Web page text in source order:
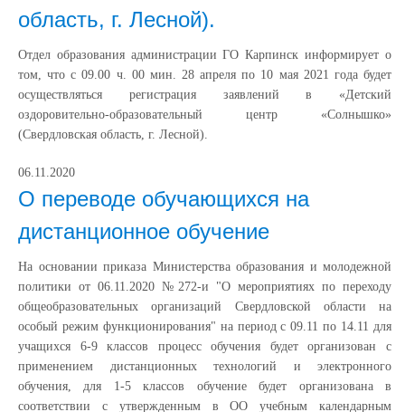
область, г. Лесной).
Отдел образования администрации ГО Карпинск информирует о
том, что с 09.00 ч. 00 мин. 28 апреля по 10 мая 2021 года будет
осуществляться регистрация заявлений в «Детский
оздоровительно-образовательный центр «Солнышко»
(Свердловская область, г. Лесной).
06.11.2020
О переводе обучающихся на
дистанционное обучение
На основании приказа Министерства образования и молодежной
политики от 06.11.2020 №272-и "О мероприятиях по переходу
общеобразовательных организаций Свердловской области на
особый режим функционирования" на период с 09.11 по 14.11 для
учащихся 6-9 классов процесс обучения будет организован с
применением дистанционных технологий и электронного
обучения, для 1-5 классов обучение будет организована в
соответствии с утвержденным в ОО учебным календарным